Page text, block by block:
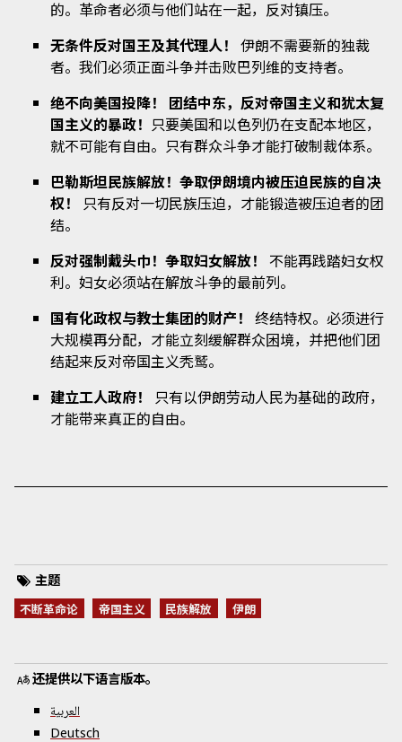
的。革命者必须与他们站在一起，反对镇压。
无条件反对国王及其代理人！ 伊朗不需要新的独裁
者。我们必须正面斗争并击败巴列维的支持者。
绝不向美国投降！
团结中东，反对帝国主义和犹太复
国主义的暴政！ 只要美国和以色列仍在支配本地区，
就不可能有自由。只有群众斗争才能打破制裁体系。
巴勒斯坦民族解放！争取伊朗境内被压迫民族的自决
权！
只有反对一切民族压迫，才能锻造被压迫者的团
结。
反对强制戴头巾！争取妇女解放！ 不能再践踏妇女权
利。妇女必须站在解放斗争的最前列。
国有化政权与教士集团的财产！ 终结特权。必须进行
大规模再分配，才能立刻缓解群众困境，并把他们团
结起来反对帝国主义秃鹫。
建立工人政府！
只有以伊朗劳动人民为基础的政府，
才能带来真正的自由。
主题
不断革命论 帝国主义 民族解放 伊朗
还提供以下语言版本。
العربية
Deutsch